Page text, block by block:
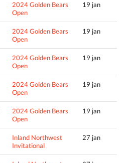
2024 Golden Bears
Open
19 jan
2024 Golden Bears
Open
19 jan
2024 Golden Bears
Open
19 jan
2024 Golden Bears
Open
19 jan
2024 Golden Bears
Open
19 jan
Inland Northwest
Invitational
27 jan